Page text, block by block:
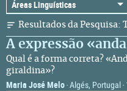
Resultados da Pesquisa:
A expressão
Qual é a forma correta?
giraldina»?
Maria José Melo · Algés, Portugal ·